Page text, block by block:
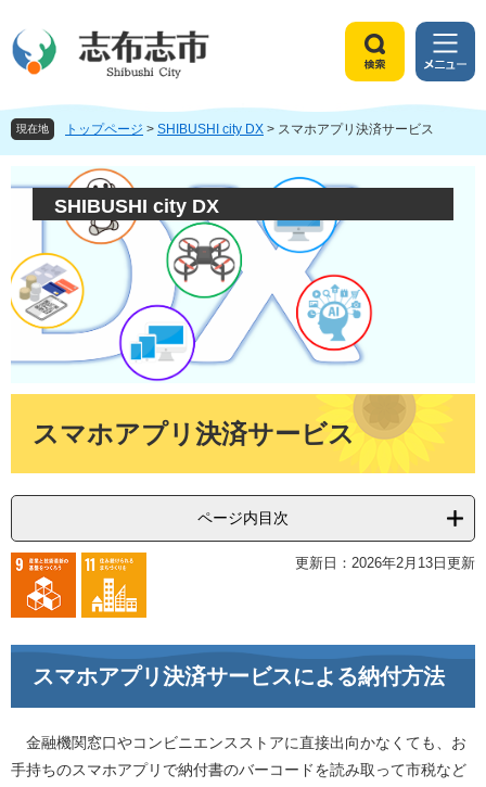
ジ
頭
。
ュ
飛
て
索
メ
ニ
ュ
ー
現在地 トップページ > SHIBUSHI city DX > スマホアプリ決済サービス
SHIBUSHI city DX
スマホアプリ決済サービス
ページ内目次
更新日：2026年2月13日更新
スマホアプリ決済サービスによる納付方法
金融機関窓口やコンビニエンスストアに直接出向かなくても、お
手持ちのスマホアプリで納付書のバーコードを読み取って市税など